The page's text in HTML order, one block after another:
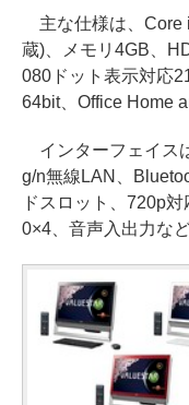
主な仕様は、Core
蔵)、メモリ4GB、
080ドット表示対応
64bit、Office Home
インターフェイス
g/n無線LAN、
ドスロット、720p
0×4、音声入出力な